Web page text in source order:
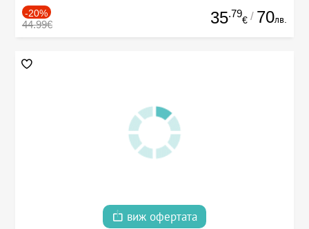
-20%
44.99€ 35.79
€ / 70лв.
виж офертата